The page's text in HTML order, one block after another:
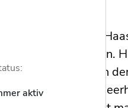
wird wie im Fall
durchzusetzen.
vorgehen konnte. In
vor einer
aktiv